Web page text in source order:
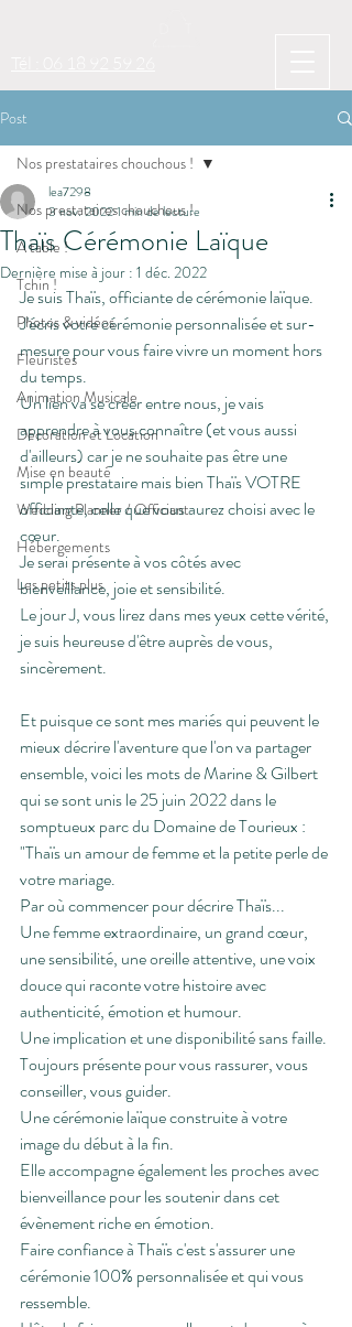
Post
Nos prestataires chouchous !
A table !
Tchin !
Photos & vidéos
Fleuristes
Animation Musicale
Décoration et Location
Mise en beauté
Wedding Planner / Officiant
Hébergements
Les petits plus
Nos prestataires chouchous !
Thaïs Cérémonie Laïque
lea7298
3 nov. 20221 min de lecture
Dernière mise à jour : 1 déc. 2022
Je suis Thaïs, officiante de cérémonie laïque.
J'écris votre cérémonie personnalisée et sur-
mesure pour vous faire vivre un moment hors
du temps.
Un lien va se créer entre nous, je vais
apprendre à vous connaître (et vous aussi
d'ailleurs) car je ne souhaite pas être une
simple prestataire mais bien Thaïs VOTRE
officiante, celle que vous aurez choisi avec le
cœur.
Je serai présente à vos côtés avec
bienveillance, joie et sensibilité.
Le jour J, vous lirez dans mes yeux cette vérité,
je suis heureuse d'être auprès de vous,
sincèrement.
Et puisque ce sont mes mariés qui peuvent le
mieux décrire l'aventure que l'on va partager
ensemble, voici les mots de Marine & Gilbert
qui se sont unis le 25 juin 2022 dans le
somptueux parc du Domaine de Tourieux :
"Thaïs un amour de femme et la petite perle de
votre mariage.
Par où commencer pour décrire Thaïs...
Une femme extraordinaire, un grand cœur,
une sensibilité, une oreille attentive, une voix
douce qui raconte votre histoire avec
authenticité, émotion et humour.
Une implication et une disponibilité sans faille.
Toujours présente pour vous rassurer, vous
conseiller, vous guider.
Une cérémonie laïque construite à votre
image du début à la fin.
Elle accompagne également les proches avec
bienveillance pour les soutenir dans cet
évènement riche en émotion.
Faire confiance à Thaïs c'est s'assurer une
cérémonie 100% personnalisée et qui vous
ressemble.